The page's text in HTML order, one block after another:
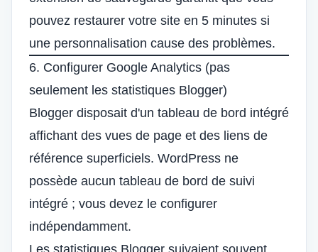
pouvez restaurer votre site en 5 minutes si
une personnalisation cause des problèmes.
6. Configurer Google Analytics (pas
seulement les statistiques Blogger)
Blogger disposait d'un tableau de bord intégré
affichant des vues de page et des liens de
référence superficiels. WordPress ne
possède aucun tableau de bord de suivi
intégré ; vous devez le configurer
indépendamment.
Les statistiques Blogger suivaient souvent